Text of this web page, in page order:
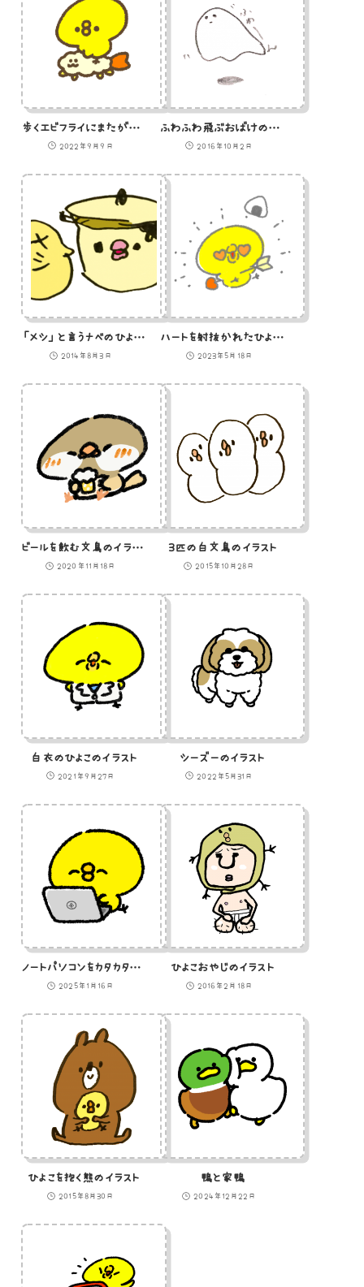
歩くエビフライにまたがるひよこ（GIFアニメ）
2022年9月9日
ふわふわ飛ぶおばけのイラスト
2016年10月2日
「メシ」と言うナベのひよこのイラスト
2014年8月3日
ハートを射抜かれたひよこのイラスト
2023年5月18日
ビールを飲む文鳥のイラスト
2020年11月18日
3匹の白文鳥のイラスト
2015年10月28日
白衣のひよこのイラスト
2021年9月27日
シーズーのイラスト
2022年5月31日
ノートパソコンをカタカタするひよこのGIFアニメ
2025年1月16日
ひよこおやじのイラスト
2016年2月18日
ひよこを抱く熊のイラスト
2015年8月30日
鴨と家鴨
2024年12月22日